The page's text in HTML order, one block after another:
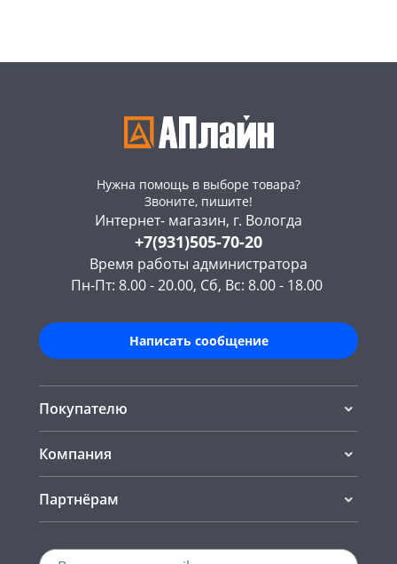
Нужна помощь в выборе товара?
Звоните, пишите!
Интернет- магазин, г. Вологда
+7(931)505-70-20
Время работы администратора
Пн-Пт: 8.00 - 20.00, Сб, Вс: 8.00 - 18.00
Написать сообщение
Покупателю
Компания
Партнёрам